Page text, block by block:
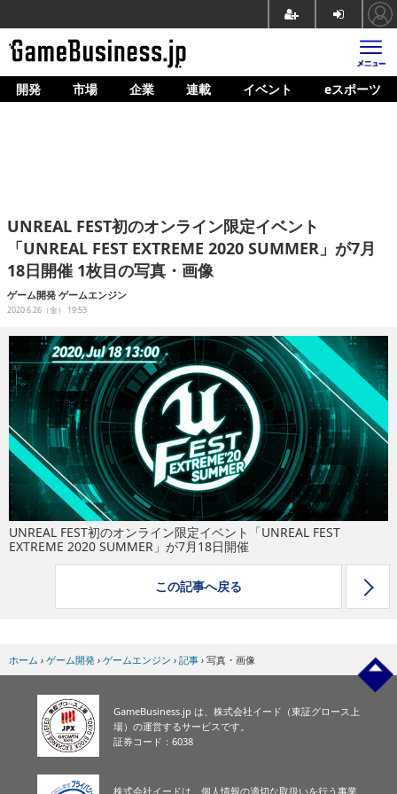
ホーム
企業動向
人材育成
産業政策
連載
イベント/セミナー
eスポーツ
開発 市場 企業 連載 イベント eスポーツ
UNREAL FEST初のオンライン限定イベント
「UNREAL FEST EXTREME 2020 SUMMER」が7月
18日開催 1枚目の写真・画像
ゲーム開発 ゲームエンジン
2020.6.26（金） 19:53
UNREAL FEST初のオンライン限定イベント「UNREAL FEST
EXTREME 2020 SUMMER」が7月18日開催
この記事へ戻る
ホーム › ゲーム開発 › ゲームエンジン › 記事 › 写真・画像
GameBusiness.jp は、株式会社イード（東証グロース上
場）の運営するサービスです。
証券コード：6038
株式会社イードは、個人情報の適切な取扱いを行う事業